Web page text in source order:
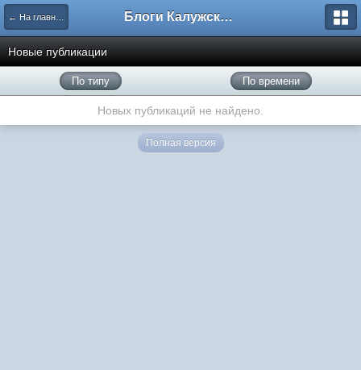
← На главную Блоги Калужского перекрестка
Новые публикации
По типу По времени
Новых публикаций не найдено.
Полная версия